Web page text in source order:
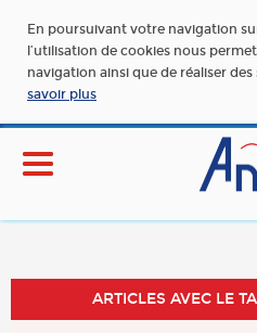
En poursuivant votre navigation
l’utilisation de cookies nous
navigation ainsi que de réaliser
savoir plus
ARTICLES AVEC LE